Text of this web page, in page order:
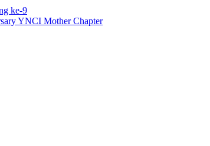
ke-9
YNCI Mother Chapter